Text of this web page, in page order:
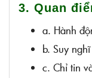
3. Quan
a. Hành
b. Suy
c. Chỉ tin